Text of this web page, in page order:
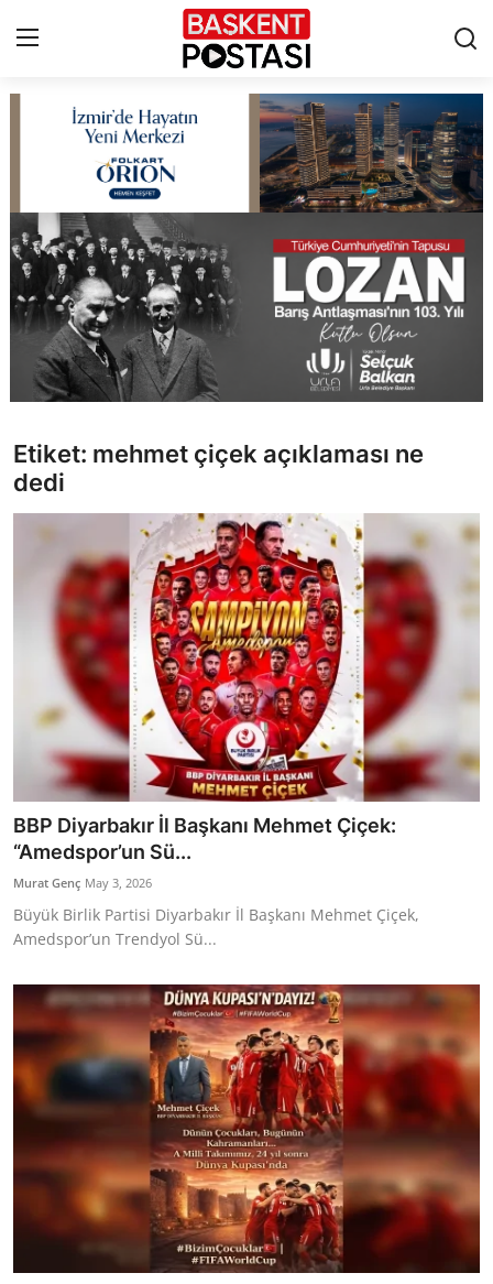
Çerez Politikası
Künye
Ankara
TBMM
Cumhurbaşkanlığı
Bakanlıklar
Siyasi Partiler
Mülki İdare
Toplum ve Yaşam
Sivil Toplum Kuruluşları
Kamu Kurumları ve Üst Kurullar
Resmi Reklamlar
Etiket: mehmet çiçek açıklaması ne
dedi
BBP Diyarbakır İl Başkanı Mehmet Çiçek:
“Amedspor’un Sü...
Murat Genç May 3, 2026
Büyük Birlik Partisi Diyarbakır İl Başkanı Mehmet Çiçek,
Amedspor’un Trendyol Sü...